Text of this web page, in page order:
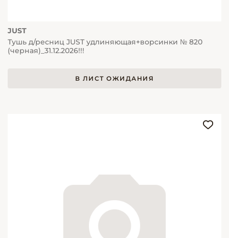
JUST
Тушь д/ресниц JUST удлиняющая+ворсинки № 820
(черная)_31.12.2026!!!
В ЛИСТ ОЖИДАНИЯ